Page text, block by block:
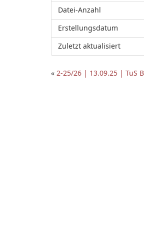
Datei-Anzahl
Erstellungsdatum
Zuletzt aktualisiert
« 2-25/26 | 13.09.25 | TuS